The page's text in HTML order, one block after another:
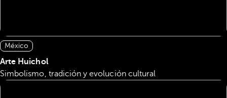
México
Arte Huichol
Simbolismo, tradición y evolución cultural